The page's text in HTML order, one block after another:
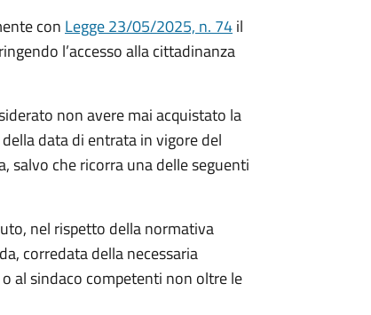
con Legge 23/05/2025, n. 74il
l’accesso alla cittadinanza
non avere mai acquistato la
data di entrata in vigore del
salvo che ricorra una delle seguenti
nel rispetto della normativa
corredata della necessaria
al sindaco competenti non oltre le